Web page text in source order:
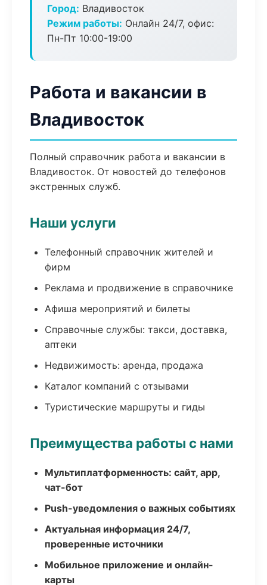
Город: Владивосток
Режим работы: Онлайн 24/7, офис:
Пн-Пт 10:00-19:00
Работа и вакансии в
Владивосток
Полный справочник работа и вакансии в
Владивосток. От новостей до телефонов
экстренных служб.
Наши услуги
Телефонный справочник жителей и
фирм
Реклама и продвижение в справочнике
Афиша мероприятий и билеты
Справочные службы: такси, доставка,
аптеки
Недвижимость: аренда, продажа
Каталог компаний с отзывами
Туристические маршруты и гиды
Преимущества работы с нами
Мультиплатформенность: сайт, app,
чат-бот
Push-уведомления о важных событиях
Актуальная информация 24/7,
проверенные источники
Мобильное приложение и онлайн-
карты